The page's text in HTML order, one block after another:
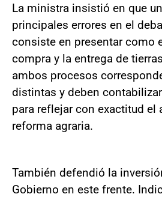
La ministra insistió en que
principales errores en el
consiste en presentar como
compra y la entrega de
ambos procesos
distintas y deben
para reflejar con exactitud el
reforma agraria.
También defendió la
Gobierno en este frente.